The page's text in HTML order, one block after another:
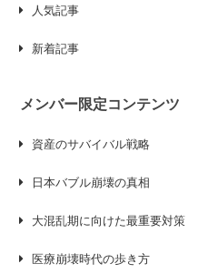
人気記事
新着記事
メンバー限定コンテンツ
資産のサバイバル戦略
日本バブル崩壊の真相
大混乱期に向けた最重要対策
医療崩壊時代の歩き方